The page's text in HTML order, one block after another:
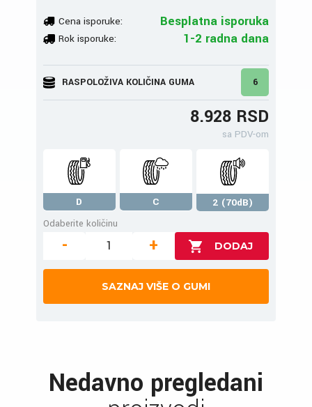
Cena isporuke: Besplatna isporuka
Rok isporuke: 1-2 radna dana
RASPOLOŽIVA KOLIČINA GUMA 6
8.928 RSD
sa PDV-om
D C
2 (70dB)
Odaberite količinu
- +
SAZNAJ VIŠE O GUMI
Nedavno pregledani